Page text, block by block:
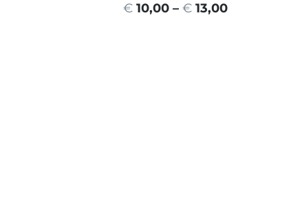
€ 10,00 – € 13,00